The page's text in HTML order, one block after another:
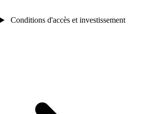
Conditions d'accès et investissement